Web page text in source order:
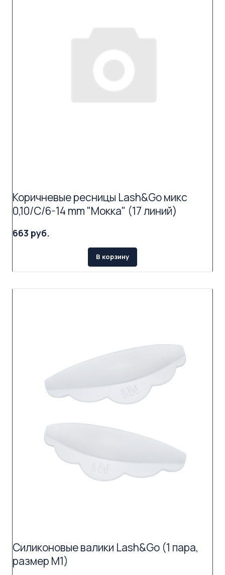
Коричневые ресницы Lash&Go микс
0,10/C/6-14 mm "Мокка" (17 линий)
663 руб.
В корзину
Силиконовые валики Lash&Go (1 пара,
размер M1)